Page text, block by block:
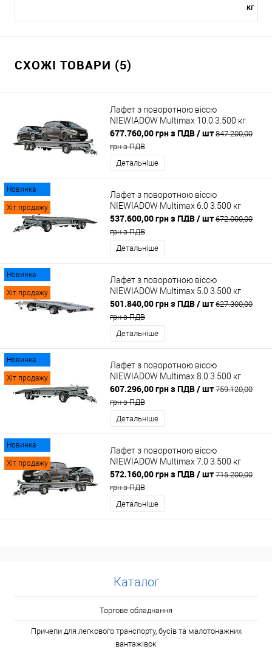
кг
СХОЖІ ТОВАРИ (5)
Лафет з поворотною віссю
NIEWIADOW Multimax 10.0 3.500 кг
677.760,00 грн з ПДВ/ шт 847.200,00
грн з ПДВ
Детальніше
Новинка
Хіт продажу
Лафет з поворотною віссю
NIEWIADOW Multimax 6.0 3.500 кг
537.600,00 грн з ПДВ/ шт 672.000,00
грн з ПДВ
Детальніше
Новинка
Хіт продажу
Лафет з поворотною віссю
NIEWIADOW Multimax 5.0 3.500 кг
501.840,00 грн з ПДВ/ шт 627.300,00
грн з ПДВ
Детальніше
Новинка
Хіт продажу
Лафет з поворотною віссю
NIEWIADOW Multimax 8.0 3.500 кг
607.296,00 грн з ПДВ/ шт 759.120,00
грн з ПДВ
Детальніше
Новинка
Хіт продажу
Лафет з поворотною віссю
NIEWIADOW Multimax 7.0 3.500 кг
572.160,00 грн з ПДВ/ шт 715.200,00
грн з ПДВ
Детальніше
Каталог
Торгове обладнання
Причепи для легкового транспорту, бусів та малотонажних
вантажівок